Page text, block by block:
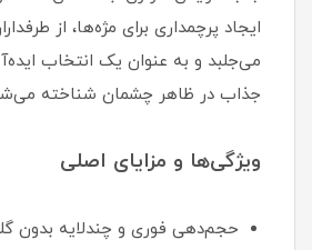
ایجاد پرچمداری برای مژه‌ها، از
می‌جلبد و به عنوان یک انتخاب
جذاب در ظاهر چشمان شناخته
ویژگی‌ها و مزایای اصلی
حجم‌دهی فوری و چندلایه بدون